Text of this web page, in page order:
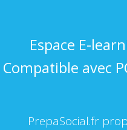
Espace E-
Compatible avec
PrepaSocial.fr